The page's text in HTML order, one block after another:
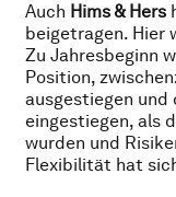
Auch Hims & Hers
beigetragen. Hier
Zu Jahresbeginn
Position,
ausgestiegen und
eingestiegen, als
wurden und
Flexibilität hat